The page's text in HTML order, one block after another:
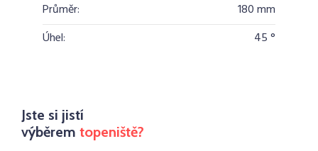
Průměr:
180 mm
Úhel:
45 °
Jste si jistí
výběrem topeniště?